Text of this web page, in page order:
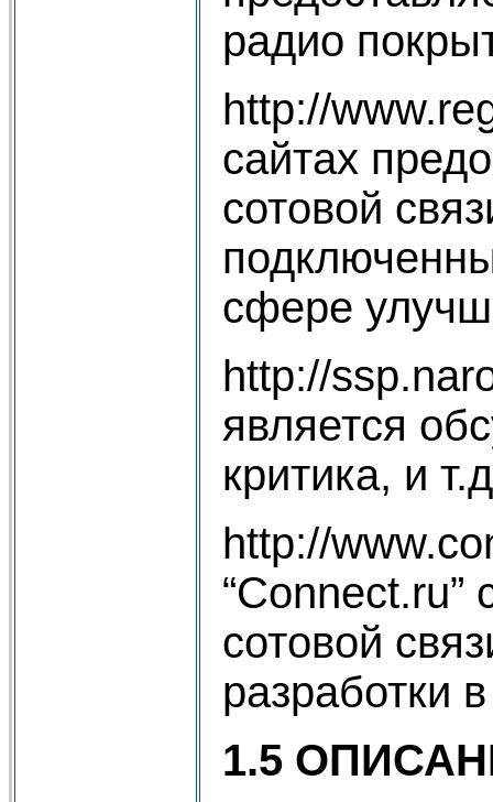
радио
http://
сайтах
сотовой
сфере
http://
является
критика, и
http://
“Connect.ru”
сотовой
разработки
1.5